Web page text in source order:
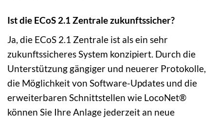
Ist die ECoS 2.1 Zentrale zukunftssicher?
Ja, die ECoS 2.1 Zentrale ist als ein sehr
zukunftssicheres System konzipiert. Durch die
Unterstützung gängiger und neuerer Protokolle,
die Möglichkeit von Software-Updates und die
erweiterbaren Schnittstellen wie LocoNet®
können Sie Ihre Anlage jederzeit an neue